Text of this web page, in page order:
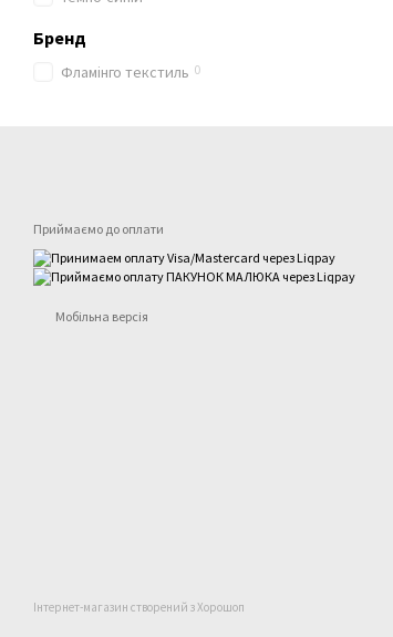
Бренд
Фламінго текстиль 0
Приймаємо до оплати
Мобільна версія
Інтернет-магазин створений з Хорошоп